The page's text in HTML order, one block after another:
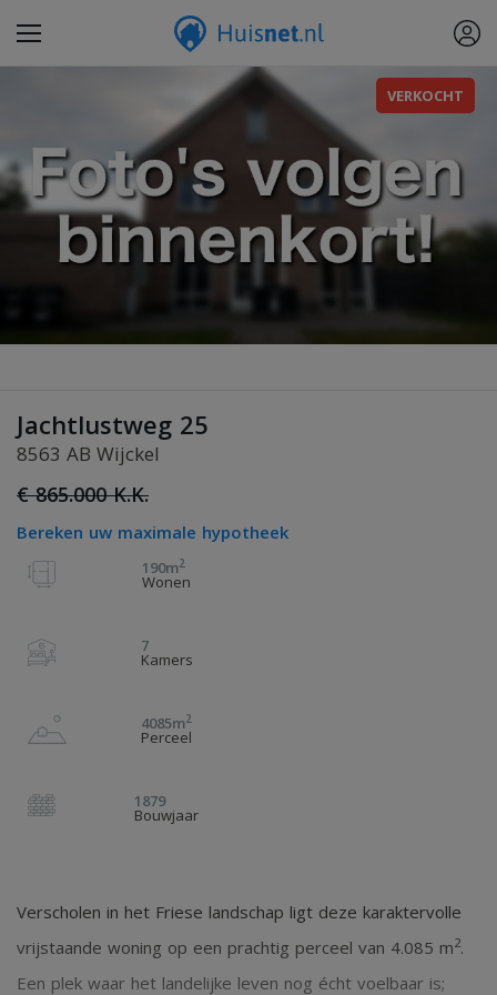
VERKOCHT
Jachtlustweg 25
8563 AB Wijckel
€ 865.000 K.K.
Bereken uw maximale hypotheek
190m2
Wonen
7
Kamers
4085m2
Perceel
1879
Bouwjaar
Verscholen in het Friese landschap ligt deze karaktervolle
vrijstaande woning op een prachtig perceel van 4.085 m2.
Een plek waar het landelijke leven nog écht voelbaar is;